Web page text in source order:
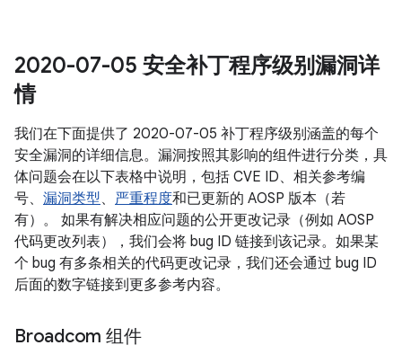
2020-07-05 安全补丁程序级别漏洞详
情
我们在下面提供了 2020-07-05 补丁程序级别涵盖的每个
安全漏洞的详细信息。漏洞按照其影响的组件进行分类，具
体问题会在以下表格中说明，包括 CVE ID、相关参考编
号、 漏洞类型、 严重程度和已更新的 AOSP 版本（若
有）。 如果有解决相应问题的公开更改记录（例如 AOSP
代码更改列表），我们会将 bug ID 链接到该记录。如果某
个 bug 有多条相关的代码更改记录，我们还会通过 bug ID
后面的数字链接到更多参考内容。
Broadcom 组件